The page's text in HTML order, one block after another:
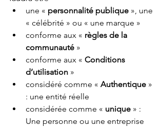
une « personnalité publique », une
« célébrité » ou « une marque »
conforme aux « règles de la
communauté »
conforme aux « Conditions
d’utilisation »
considéré comme « Authentique »
: une entité réelle
considérée comme « unique » :
Une personne ou une entreprise